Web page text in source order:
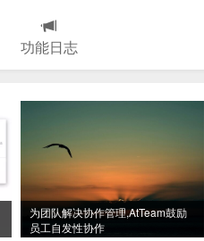
功能日志
为团队解决协作管理,AtTeam鼓励
员工自发性协作